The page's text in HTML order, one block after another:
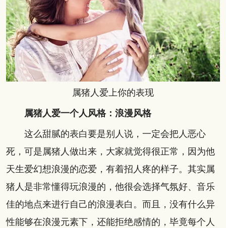
属猪人爱上你的表现
属猪人爱一个人风格：浪漫风格
这么甜腻的表白要是别人说，一定会把人恶心
死，可是属猪人做出来，大家就觉得很正常，因为他
天生爱幻想浪漫的恋爱，有着招人疼的样子。其实属
猪人是非常懂得玩浪漫的，他很会选择气氛好、音乐
佳的地点来进行自己的浪漫表白。而且，没有什么异
性能够在浪漫元素下，还能拒绝感情的，毕竟每个人